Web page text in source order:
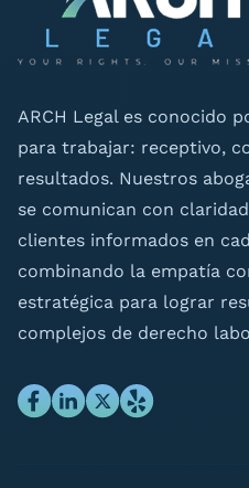
ARCH Legal es conocido
para trabajar: receptivo,
resultados. Nuestros
se comunican con
clientes informados en
combinando la empatía
estratégica para lograr
complejos de derecho